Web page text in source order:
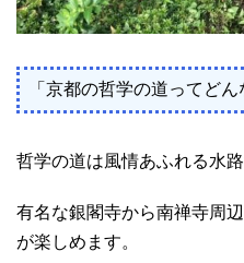
「京都の哲学の道ってどん
哲学の道は風情あふれる水路
有名な銀閣寺から南禅寺周
が楽しめます。